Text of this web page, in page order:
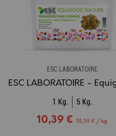
ESC LABORATOIRE
1 Kg. 5 Kg.
10,39 € 10,39 € / kg